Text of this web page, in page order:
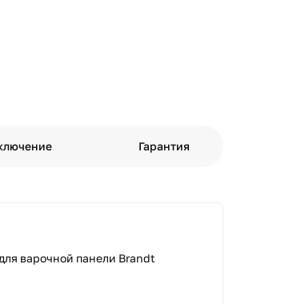
Гарантия
варочной панели Brandt